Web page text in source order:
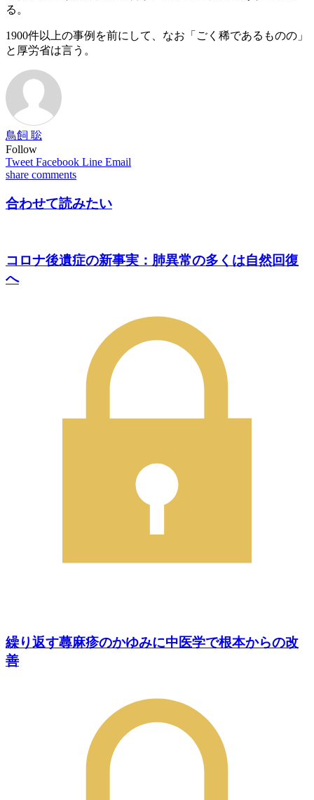
る。
1900件以上の事例を前にして、なお「ごく稀であるものの」
と厚労省は言う。
鳥飼 聡
Follow
Tweet Facebook Line Email
share comments
合わせて読みたい
コロナ後遺症の新事実：肺異常の多くは自然回復
へ
繰り返す蕁麻疹のかゆみに中医学で根本からの改
善